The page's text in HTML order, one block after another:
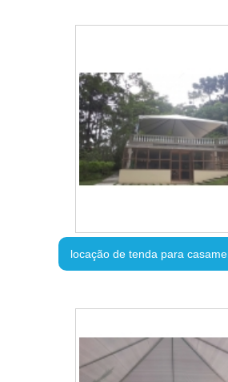
locação de tenda para